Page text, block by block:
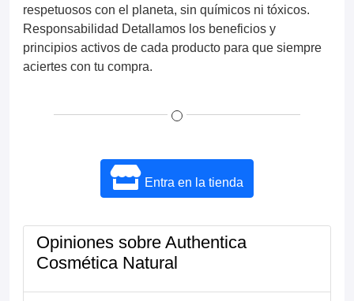
respetuosos con el planeta, sin químicos ni tóxicos.
Responsabilidad Detallamos los beneficios y
principios activos de cada producto para que siempre
aciertes con tu compra.
Entra en la tienda
Opiniones sobre Authentica
Cosmética Natural